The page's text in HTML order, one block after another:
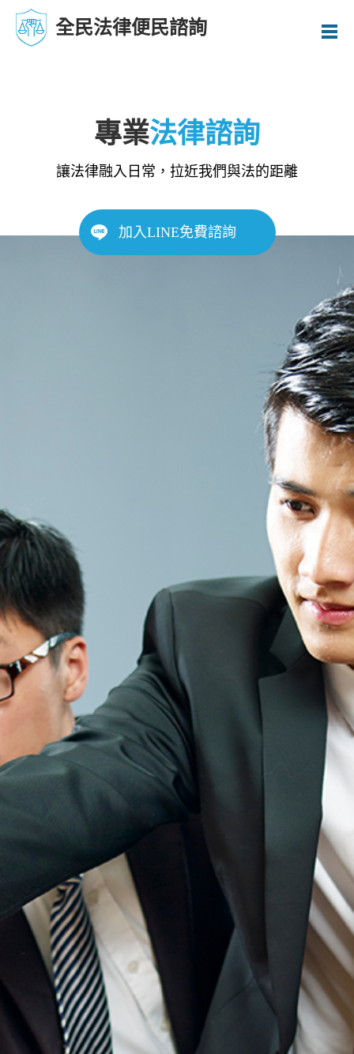
全民法律便民諮詢
專業法律諮詢
讓法律融入日常，拉近我們與法的距離
加入LINE免費諮詢